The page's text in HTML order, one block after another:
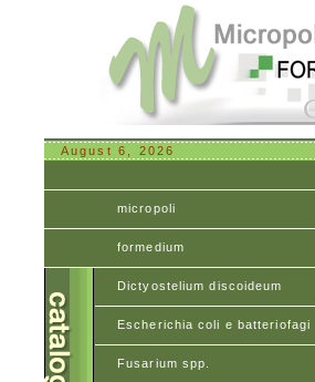
August 6, 2026
micropoli
formedium
Dictyostelium discoideum
Escherichia coli e batteriofagi
Fusarium spp.